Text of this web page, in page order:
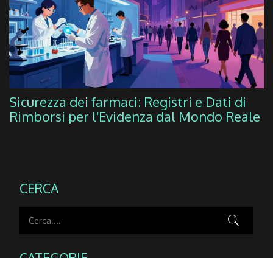
Sicurezza dei farmaci: Registri e Dati di
Rimborsi per l'Evidenza dal Mondo Reale
CERCA